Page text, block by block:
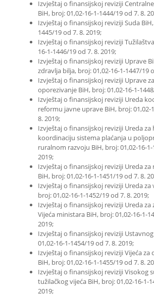
Izvještaj o finansijskoj reviziji
BiH, broj: 01,02-16-1-1444/19 od 7. 8.
Izvještaj o finansijskoj reviziji Suda
1445/19 od 7. 8. 2019;
Izvještaj o finansijskoj reviziji
16-1-1446/19 od 7. 8. 2019;
Izvještaj o finansijskoj reviziji Uprave
zdravlja bilja, broj: 01,02-16-1-1447/19
Izvještaj o finansijskoj reviziji Uprave
oporezivanje BiH, broj: 01,02-16-1-
Izvještaj o finansijskoj reviziji Ureda
reformu javne uprave BiH, broj: 01,02-
8. 2019;
Izvještaj o finansijskoj reviziji Ureda
koordinaciju sistema plaćanja u
ruralnom razvoju BiH, broj: 01,02-16-
2019;
Izvještaj o finansijskoj reviziji Ureda
BiH, broj: 01,02-16-1-1451/19 od 7. 8.
Izvještaj o finansijskoj reviziji Ureda
broj: 01,02-16-1-1452/19 od 7. 8. 2019;
Izvještaj o finansijskoj reviziji Ureda
Vijeća ministara BiH, broj: 01,02-16-1-
2019;
Izvještaj o finansijskoj reviziji
01,02-16-1-1454/19 od 7. 8. 2019;
Izvještaj o finansijskoj reviziji Vijeća
BiH, broj: 01,02-16-1-1455/19 od 7. 8.
Izvještaj o finansijskoj reviziji Visokog
tužilačkog vijeća BiH, broj: 01,02-16-1-
2019;